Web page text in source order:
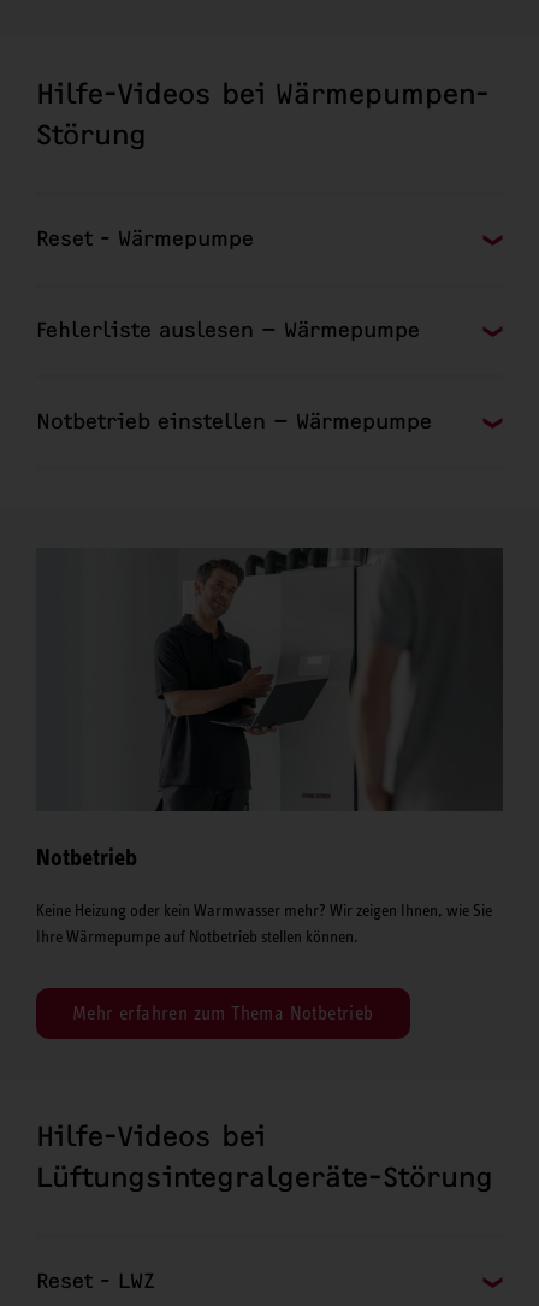
Hilfe-Videos bei Wärmepumpen-
Störung
Reset - Wärmepumpe
Fehlerliste auslesen – Wärmepumpe
Notbetrieb einstellen – Wärmepumpe
Notbetrieb
Keine Heizung oder kein Warmwasser mehr? Wir zeigen Ihnen, wie Sie
Ihre Wärmepumpe auf Notbetrieb stellen können.
Mehr erfahren zum Thema Notbetrieb
Hilfe-Videos bei
Lüftungsintegralgeräte-Störung
Reset - LWZ